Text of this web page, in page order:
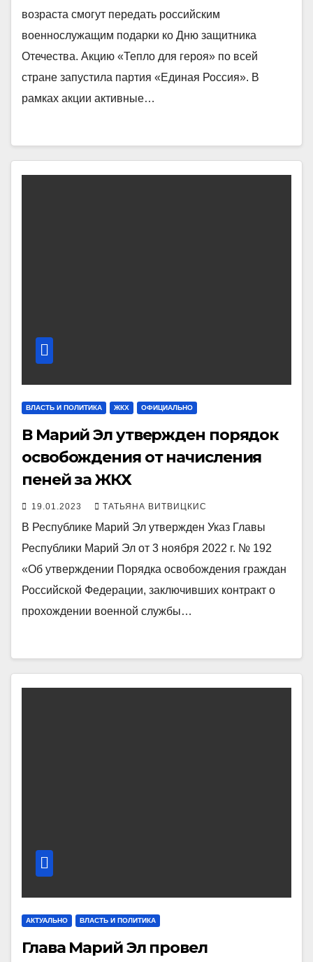
возраста смогут передать российским
военнослужащим подарки ко Дню защитника
Отечества. Акцию «Тепло для героя» по всей
стране запустила партия «Единая Россия». В
рамках акции активные…
ВЛАСТЬ И ПОЛИТИКА ЖКХ ОФИЦИАЛЬНО
В Марий Эл утвержден порядок
освобождения от начисления
пеней за ЖКХ
19.01.2023 ТАТЬЯНА ВИТВИЦКИС
В Республике Марий Эл утвержден Указ Главы
Республики Марий Эл от 3 ноября 2022 г. № 192
«Об утверждении Порядка освобождения граждан
Российской Федерации, заключивших контракт о
прохождении военной службы…
АКТУАЛЬНО ВЛАСТЬ И ПОЛИТИКА
Глава Марий Эл провел